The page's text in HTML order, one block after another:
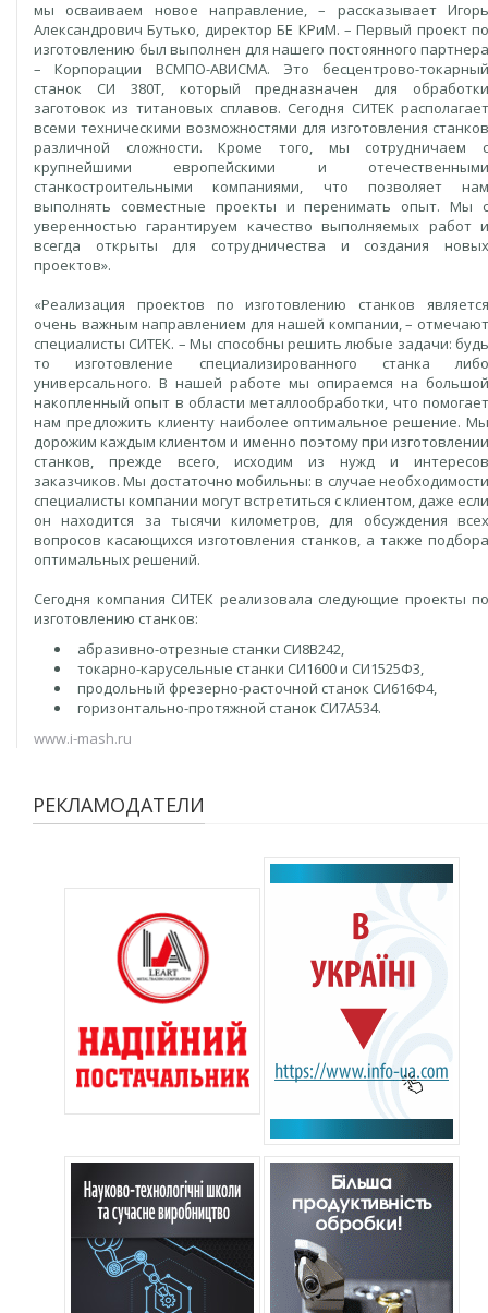
мы осваиваем новое направление, – рассказывает Игорь
Александрович Бутько, директор БЕ КРиМ. – Первый проект по
изготовлению был выполнен для нашего постоянного партнера
– Корпорации ВСМПО-АВИСМА. Это бесцентрово-токарный
станок СИ 380Т, который предназначен для обработки
заготовок из титановых сплавов. Сегодня СИТЕК располагает
всеми техническими возможностями для изготовления станков
различной сложности. Кроме того, мы сотрудничаем с
крупнейшими европейскими и отечественными
станкостроительными компаниями, что позволяет нам
выполнять совместные проекты и перенимать опыт. Мы с
уверенностью гарантируем качество выполняемых работ и
всегда открыты для сотрудничества и создания новых
проектов».
«Реализация проектов по изготовлению станков является
очень важным направлением для нашей компании, – отмечают
специалисты СИТЕК. – Мы способны решить любые задачи: будь
то изготовление специализированного станка либо
универсального. В нашей работе мы опираемся на большой
накопленный опыт в области металлообработки, что помогает
нам предложить клиенту наиболее оптимальное решение. Мы
дорожим каждым клиентом и именно поэтому при изготовлении
станков, прежде всего, исходим из нужд и интересов
заказчиков. Мы достаточно мобильны: в случае необходимости
специалисты компании могут встретиться с клиентом, даже если
он находится за тысячи километров, для обсуждения всех
вопросов касающихся изготовления станков, а также подбора
оптимальных решений.
Сегодня компания СИТЕК реализовала следующие проекты по
изготовлению станков:
абразивно-отрезные станки СИ8В242,
токарно-карусельные станки СИ1600 и СИ1525Ф3,
продольный фрезерно-расточной станок СИ616Ф4,
горизонтально-протяжной станок СИ7А534.
www.i-mash.ru
РЕКЛАМОДАТЕЛИ